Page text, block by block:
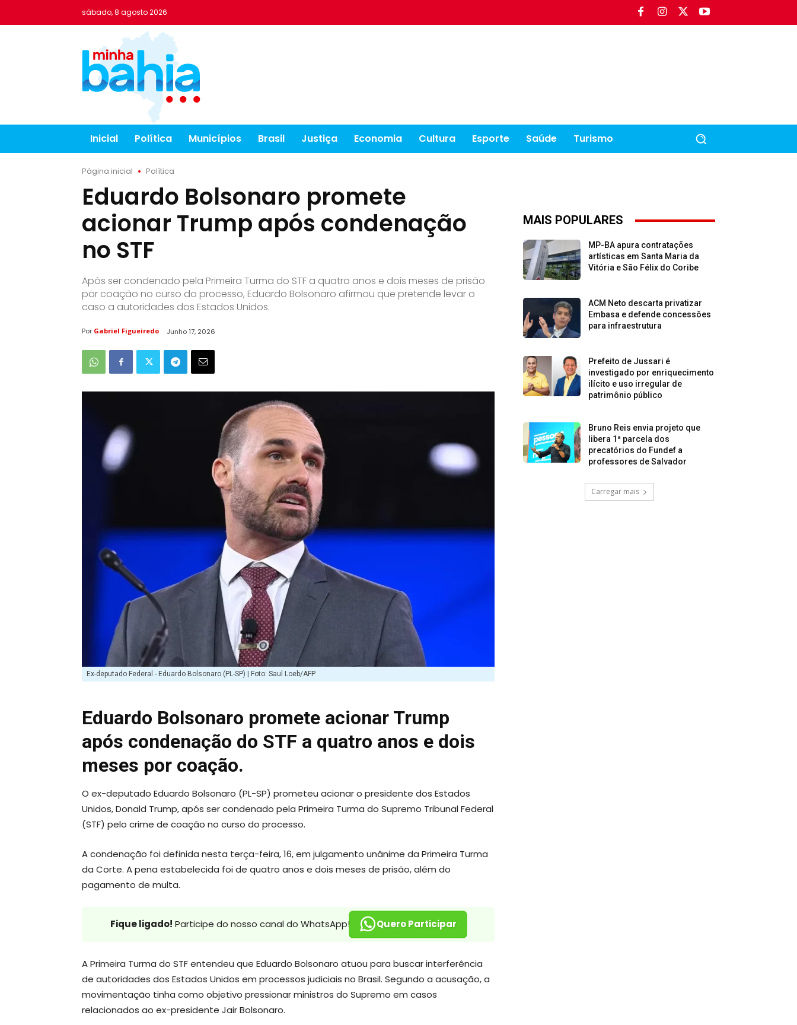
sábado, 8 agosto 2026
Inicial Política Municípios Brasil Justiça Economia Cultura Esporte Saúde Turismo
Página inicial Política
Eduardo Bolsonaro promete
acionar Trump após condenação
no STF
Após ser condenado pela Primeira Turma do STF a quatro anos e dois meses de prisão
por coação no curso do processo, Eduardo Bolsonaro afirmou que pretende levar o
caso a autoridades dos Estados Unidos.
Por Gabriel Figueiredo Junho 17, 2026
Ex-deputado Federal - Eduardo Bolsonaro (PL-SP) | Foto: Saul Loeb/AFP
Eduardo Bolsonaro promete acionar Trump
após condenação do STF a quatro anos e dois
meses por coação.
O ex-deputado Eduardo Bolsonaro (PL-SP) prometeu acionar o presidente dos Estados
Unidos, Donald Trump, após ser condenado pela Primeira Turma do Supremo Tribunal Federal
(STF) pelo crime de coação no curso do processo.
A condenação foi definida nesta terça-feira, 16, em julgamento unânime da Primeira Turma
da Corte. A pena estabelecida foi de quatro anos e dois meses de prisão, além do
pagamento de multa.
Fique ligado! Participe do nosso canal do WhatsApp! Quero Participar
A Primeira Turma do STF entendeu que Eduardo Bolsonaro atuou para buscar interferência
de autoridades dos Estados Unidos em processos judiciais no Brasil. Segundo a acusação, a
movimentação tinha como objetivo pressionar ministros do Supremo em casos
relacionados ao ex-presidente Jair Bolsonaro.
MAIS POPULARES
MP-BA apura contratações
artísticas em Santa Maria da
Vitória e São Félix do Coribe
ACM Neto descarta privatizar
Embasa e defende concessões
para infraestrutura
Prefeito de Jussari é
investigado por enriquecimento
ilícito e uso irregular de
patrimônio público
Bruno Reis envia projeto que
libera 1ª parcela dos
precatórios do Fundef a
professores de Salvador
Carregar mais